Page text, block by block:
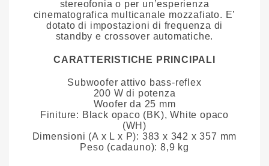
stereofonia o per un’esperienza
cinematografica multicanale mozzafiato. E’
dotato di impostazioni di frequenza di
standby e crossover automatiche.
CARATTERISTICHE PRINCIPALI
Subwoofer attivo bass-reflex
200 W di potenza
Woofer da 25 mm
Finiture: Black opaco (BK), White opaco
(WH)
Dimensioni (A x L x P): 383 x 342 x 357 mm
Peso (cadauno): 8,9 kg